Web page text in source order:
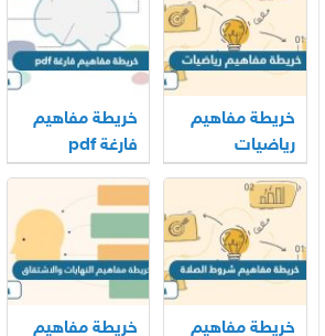
خريطة مفاهيم
رياضيات
خريطة مفاهيم
فارغة pdf
خريطة مفاهيم
خريطة مفاهيم